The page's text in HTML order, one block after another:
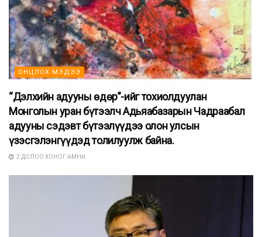
ОНЦЛОХ МЭДЭЭ
“Дэлхийн адууны өдөр”-ийг тохиолдуулан
Монголын уран бүтээлч Адьяабазарын Чадраабал
адууны сэдэвт бүтээлүүдээ олон улсын
үзэсгэлэнгүүдэд толилуулж байна.
2 ДОЛОО ХОНОГ ӨМНӨ